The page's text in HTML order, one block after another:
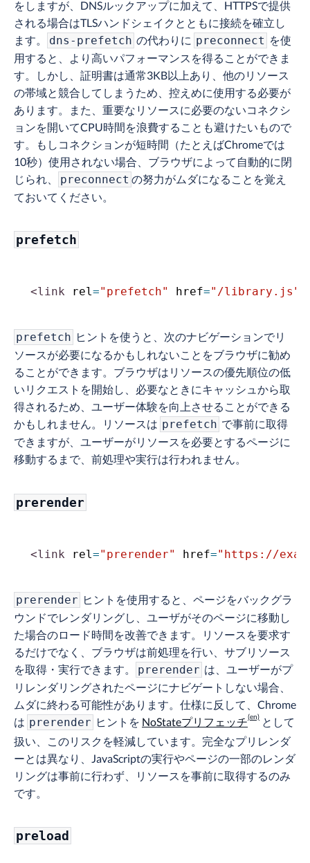
をしますが、DNSルックアップに加えて、HTTPSで提供
される場合はTLSハンドシェイクとともに接続を確立し
ます。
dns-prefetch の代わりに preconnect を使
用すると、より高いパフォーマンスを得ることができま
す。しかし、証明書は通常3KB以上あり、他のリソース
の帯域と競合してしまうため、控えめに使用する必要が
あります。また、重要なリソースに必要のないコネクシ
ョンを開いてCPU時間を浪費することも避けたいもので
す。もしコネクションが短時間（たとえばChromeでは
10秒）使用されない場合、ブラウザによって自動的に閉
じられ、
preconnect の努力がムダになることを覚え
ておいてください。
prefetch
<link rel=" prefetch" href=" /library.js "
prefetch ヒントを使うと、次のナビゲーションでリ
ソースが必要になるかもしれないことをブラウザに勧め
ることができます。ブラウザはリソースの優先順位の低
いリクエストを開始し、必要なときにキャッシュから取
得されるため、ユーザー体験を向上させることができる
かもしれません。リソースは prefetch で事前に取得
できますが、ユーザーがリソースを必要とするページに
移動するまで、前処理や実行は行われません。
prerender
<link rel =" prerender" href=" https://
prerender ヒントを使用すると、ページをバックグラ
ウンドでレンダリングし、ユーザがそのページに移動し
た場合のロード時間を改善できます。リソースを要求す
るだけでなく、ブラウザは前処理を行い、サブリソース
を取得・実行できます。
prerender は、ユーザーがプ
リレンダリングされたページにナビゲートしない場合、
ムダに終わる可能性があります。仕様に反して、Chrome
は prerender ヒントを NoStateプリフェッチ
として
扱い、このリスクを軽減しています。完全なプリレンダ
ーとは異なり、JavaScriptの実行やページの一部のレンダ
リングは事前に行わず、リソースを事前に取得するのみ
です。
preload